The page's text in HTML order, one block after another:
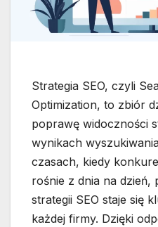
Strategia SEO, czyli
Optimization, to zbiór
poprawę widoczności
wynikach
czasach, kiedy
rośnie z dnia na dzień,
strategii SEO staje się
każdej firmy. Dzięki